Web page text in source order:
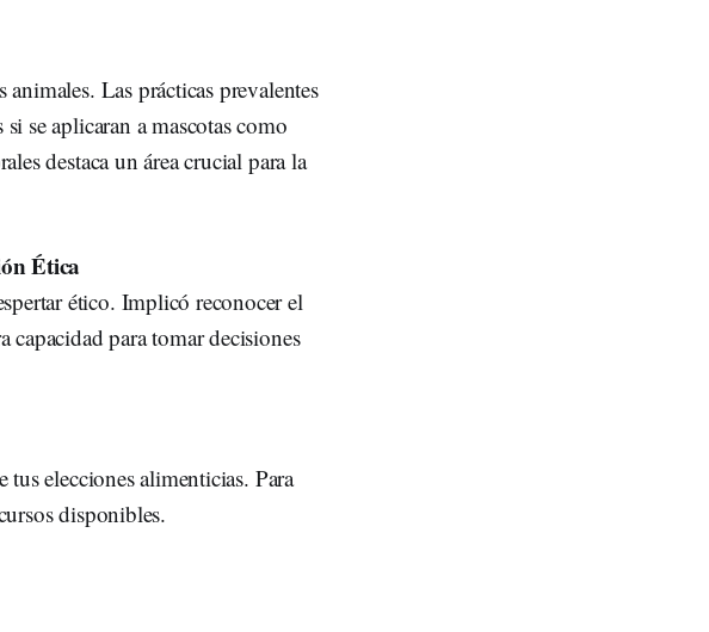
Las prácticas prevalentes
se aplicaran a mascotas como
destaca un área crucial para la
Ética
ético. Implicó reconocer el
para tomar decisiones
elecciones alimenticias. Para
disponibles.